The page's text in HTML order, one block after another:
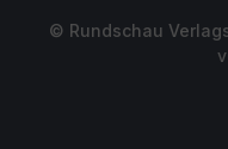
© Rundschau